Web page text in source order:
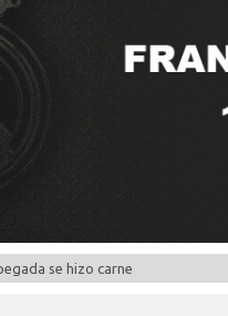
se hizo carne